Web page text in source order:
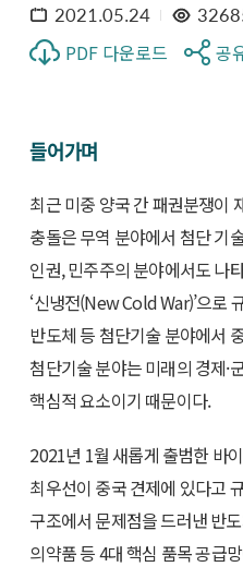
2021.05.24
PDF 다운로드
공
들어가며
최근 미중 양국 간 패권분쟁이
충돌은 무역 분야에서 첨단 기
인권, 민주주의 분야에서도 나
‘신냉전(New Cold War)’으로
반도체 등 첨단기술 분야에서
첨단기술 분야는 미래의 경제·
핵심적 요소이기 때문이다.
2021년 1월 새롭게 출범한 바
최우선이 중국 견제에 있다고
구조에서 문제점을 드러낸 반
의약품 등 4대 핵심 품목 공급